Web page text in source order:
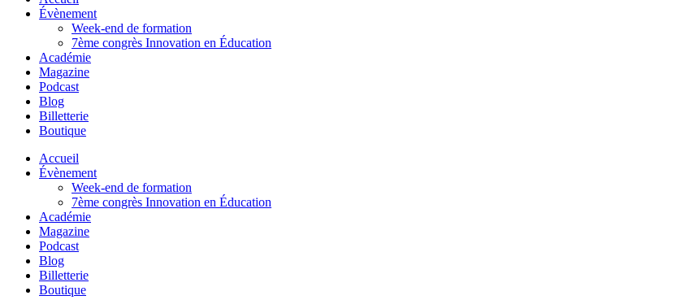
Évènement
Week-end de formation
7ème congrès Innovation en Éducation
Académie
Magazine
Podcast
Blog
Billetterie
Boutique
Accueil
Évènement
Week-end de formation
7ème congrès Innovation en Éducation
Académie
Magazine
Podcast
Blog
Billetterie
Boutique